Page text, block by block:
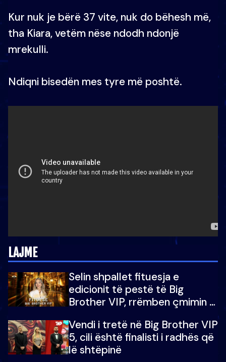
Kur nuk je bërë 37 vite, nuk do bëhesh më,
tha Kiara, vetëm nëse ndodh ndonjë
mrekulli.
Ndiqni bisedën mes tyre më poshtë.
LAJME
Selin shpallet fituesja e
edicionit të pestë të Big
Brother VIP, rrëmben çmimin e
Vendi i tretë në Big Brother VIP
5, cili është finalisti i radhës që
lë shtëpinë